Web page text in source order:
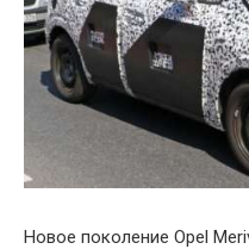
Новое поколение Opel